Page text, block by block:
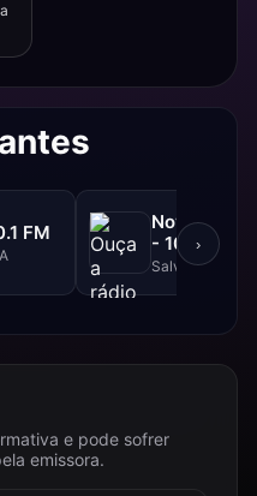
FM
NovaBrasil
- 104.7 FM
Salvador, BA
›
e pode sofrer
emissora.